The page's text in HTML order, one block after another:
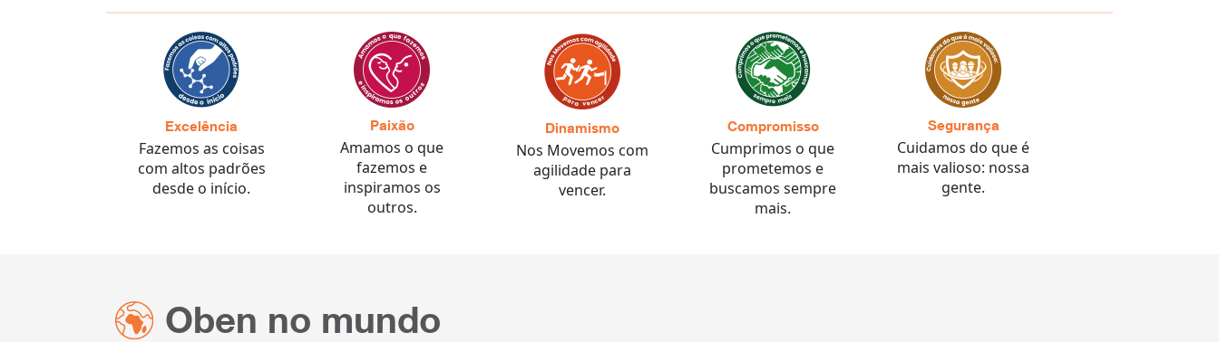
Excelência
Fazemos as coisas
com altos padrões
desde o início.
Paixão
Amamos o que
fazemos e
inspiramos os
outros.
Dinamismo
Nos Movemos com
agilidade para
vencer.
Compromisso
Cumprimos o que
prometemos e
buscamos sempre
mais.
Segurança
Cuidamos do que é
mais valioso: nossa
gente.
Oben no mundo